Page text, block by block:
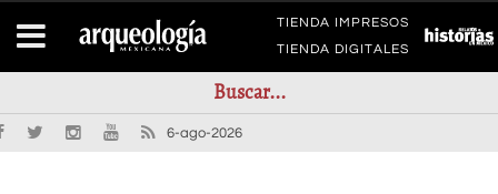
TIENDA IMPRESOS
TIENDA DIGITALES
6-ago-2026